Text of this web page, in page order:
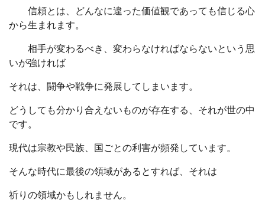
信頼とは、どんなに違った価値観であっても信じる心
から生まれます。
相手が変わるべき、変わらなければならないという思
いが強ければ
それは、闘争や戦争に発展してしまいます。
どうしても分かり合えないものが存在する、それが世の中
です。
現代は宗教や民族、国ごとの利害が頻発しています。
そんな時代に最後の領域があるとすれば、それは
祈りの領域かもしれません。